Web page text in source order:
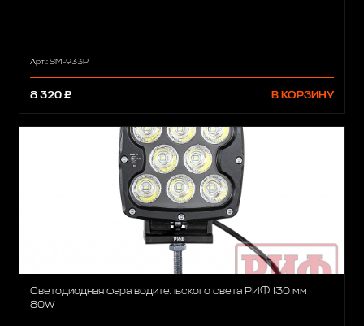
Арт.: SM-933P
8 320 ₽ В КОРЗИНУ
Светодиодная фара водительского света РИФ 130 мм
80W